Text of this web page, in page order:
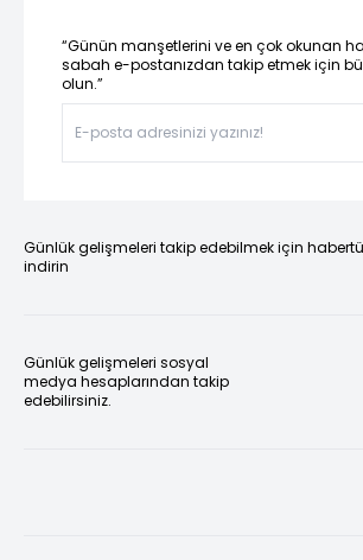
“Günün manşetlerini ve en çok okunan
sabah e-postanızdan takip etmek için
olun.”
Günlük gelişmeleri takip edebilmek için
indirin
Günlük gelişmeleri sosyal
medya hesaplarından takip
edebilirsiniz.